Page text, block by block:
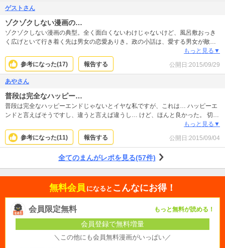
主役の地位が揺らぐ感じで。ぼんやりとなんだかスッキリしない終わり。どう
せならハッキリ色々とさせて欲しかったし、大事な立場のロキの部分の掘り下
げ感が足りなすぎます。せっかく面白いシナリオなのに、本当にそれだけにつ
きます。 やはりファンタジー物は渡瀬悠宇を超越できませんね。
ゲストさん
ゾクゾクしない漫画の…
ゾクゾクしない漫画の典型。全く面白くないわけじゃないけど、風呂敷おっき
く広げといて行き着く先は男女の恋愛ありき。政の小話は、愛する男女が敵対
もっと見る▼
参考になった(17) 報告する 公開日:2015/09/29
あやさん
普段は完全なハッピー…
普段は完全なハッピーエンドじゃないとイヤな私ですが、これは… ハッピーエ
ンドと言えばそうですし、違うと言えば違うし… けど、ほんと良かった。 切な
過ぎるし、きゅーん！！とするし… もう、最後は泣く… まさかの展開…(T_T)
読み終わった次の日は、仕事中まで 色んなシーンを思い出して切なくなりまし
た！（笑）
もっと見る▼
参考になった(11) 報告する 公開日:2015/09/04
全てのまんがレポを見る(57件)
無料会員 になると こんなにお得！
会員限定無料 もっと無料が読める！
会員登録で無料増量
＼この他にも会員無料漫画がいっぱい／